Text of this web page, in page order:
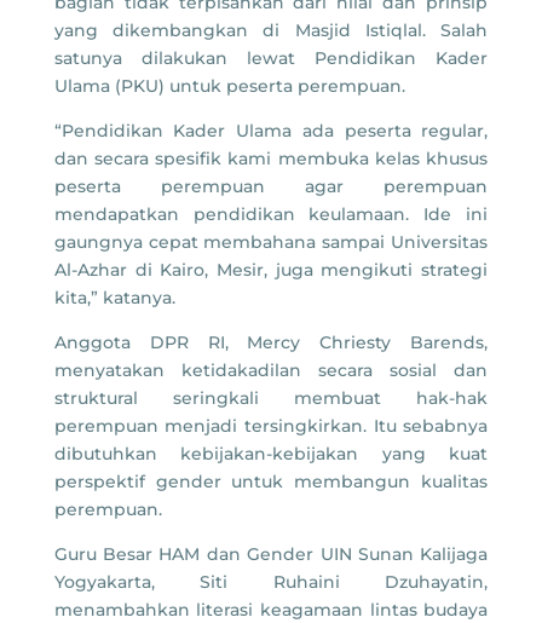
yang dikembangkan di Masjid Istiqlal. Salah
satunya dilakukan lewat Pendidikan Kader
Ulama (PKU) untuk peserta perempuan.
“Pendidikan Kader Ulama ada peserta regular,
dan secara spesifik kami membuka kelas khusus
peserta perempuan agar perempuan
mendapatkan pendidikan keulamaan. Ide ini
gaungnya cepat membahana sampai Universitas
Al-Azhar di Kairo, Mesir, juga mengikuti strategi
kita,” katanya.
Anggota DPR RI, Mercy Chriesty Barends,
menyatakan ketidakadilan secara sosial dan
struktural seringkali membuat hak-hak
perempuan menjadi tersingkirkan. Itu sebabnya
dibutuhkan kebijakan-kebijakan yang kuat
perspektif gender untuk membangun kualitas
perempuan.
Guru Besar HAM dan Gender UIN Sunan Kalijaga
Yogyakarta, Siti Ruhaini Dzuhayatin,
menambahkan literasi keagamaan lintas budaya